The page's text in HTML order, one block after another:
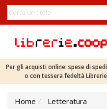
Per gli acquisti online: spese di
o con tessera fedeltà
Home
Letteratura